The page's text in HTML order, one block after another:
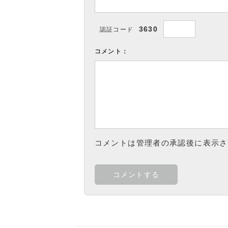
認証コード 3630
コメント：
コメントは管理者の承認後に表示